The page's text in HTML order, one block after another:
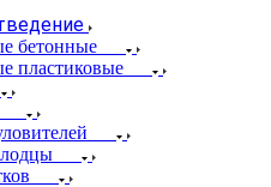
бетонные
пластиковые